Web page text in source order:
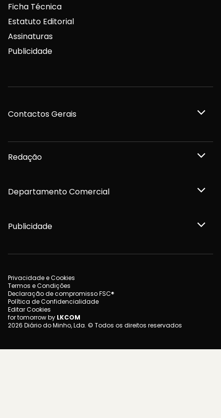
Ficha Técnica
Estatuto Editorial
Assinaturas
Publicidade
Contactos Gerais
Redação
Departamento Comercial
Publicidade
Privacidade e Cookies
Termos e Condições
Declaração de compromisso FSC®
Política de Confidencialidade
Editar Cookies
for tomorrow by LKCOM
2026 Diário do Minho, Lda. © Todos os direitos reservados